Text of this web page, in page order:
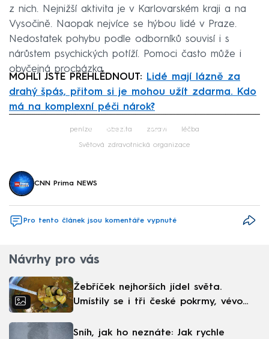
z nich. Nejnižší aktivita je v Karlovarském kraji a na
Vysočině. Naopak nejvíce se hýbou lidé v Praze.
Nedostatek pohybu podle odborníků souvisí i s
nárůstem psychických potíží. Pomoci často může i
obyčejná procházka.
MOHLI JSTE PŘEHLÉDNOUT:
Lidé mají lázně za
drahý špás, přitom si je mohou užít zdarma. Kdo
má na komplexní péči nárok?
Failed to fetch
peníze obezita zdraví léčba
Světová zdravotnická organizace
CNN Prima NEWS
Pro tento článek jsou komentáře vypnuté
Návrhy pro vás
Žebříček nejhorších jídel světa.
Umístily se i tři české pokrmy, vévodí
Sníh, jak ho neznáte: Jak rychle